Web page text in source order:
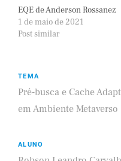
EQE de Anderson Rossanez
1 de maio de 2021
Post similar
TEMA
Pré-busca e Cache
em Ambiente Metaverso
ALUNO